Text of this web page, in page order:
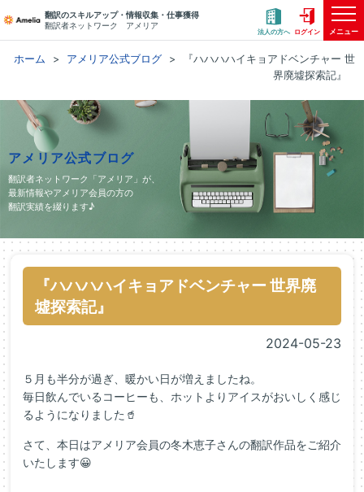
翻訳のスキルアップ・情報収集・仕事獲得
翻訳者ネットワーク アメリア
法人の方へ ログイン メニュー
ホーム アメリア公式ブログ
『ハハハハイキョアドベンチャー 世
界廃墟探索記』
アメリア公式ブログ
翻訳者ネットワーク「アメリア」が、
最新情報やアメリア会員の方の
翻訳実績を綴ります♪
『ハハハハイキョアドベンチャー 世界廃
墟探索記』
2024-05-23
５月も半分が過ぎ、暖かい日が増えましたね。
毎日飲んでいるコーヒーも、ホットよりアイスがおいしく感じ
るようになりました🥤
さて、本日はアメリア会員の冬木恵子さんの翻訳作品をご紹介
いたします😀